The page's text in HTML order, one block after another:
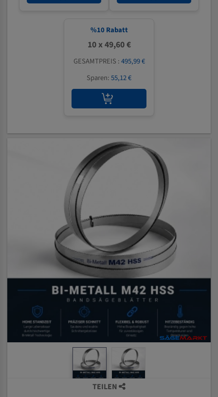
%10 Rabatt
10 x 49,60 €
GESAMTPREIS :495,99 €
Sparen:55,12 €
TEILEN